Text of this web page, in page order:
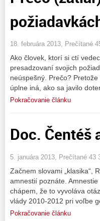
18. februára 2013, Prečítané
Ako človek, ktorí si ctí
presadzovaní svojich
neúspešný. Prečo?
úplne iná, ako sa javilo
Pokračovanie článku
Doc. Čentéš
5. januára 2013, Prečítané 43
Začnem slovami „klasika“,
amnestií poznáte.
chápem, že to vyvoláva
vlády 2010-2012 pri voľbe
Pokračovanie článku